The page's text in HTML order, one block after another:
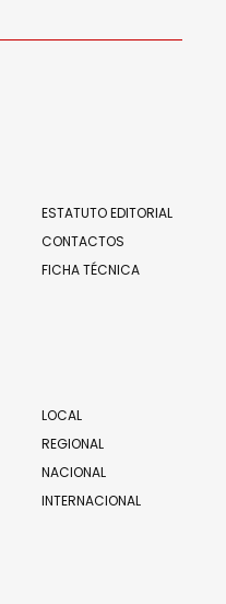
ESTATUTO EDITORIAL
CONTACTOS
FICHA TÉCNICA
LOCAL
REGIONAL
NACIONAL
INTERNACIONAL